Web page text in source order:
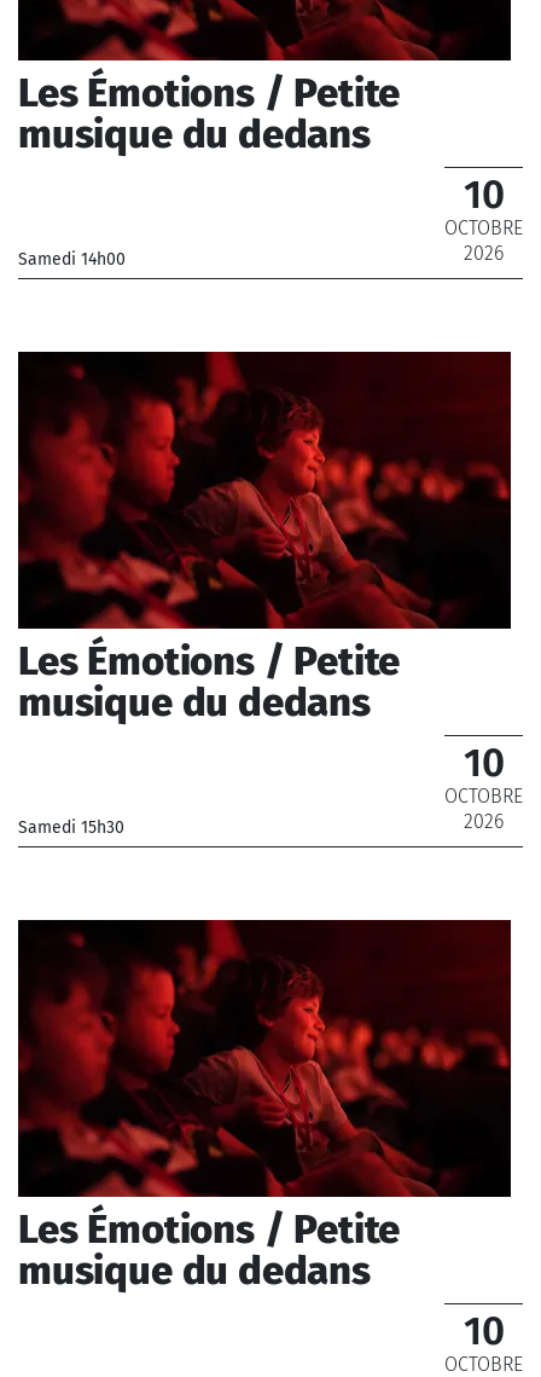
Les Émotions / Petite
musique du dedans
Samedi 14h00
10
OCTOBRE
2026
_ De 8 € à 16 €
Les Émotions / Petite
musique du dedans
Samedi 15h30
10
OCTOBRE
2026
_ De 8 € à 16 €
Les Émotions / Petite
musique du dedans
10
OCTOBRE